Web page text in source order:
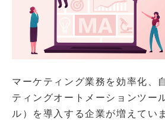
マーケティング業務を効率化、
ティングオートメーションツー
ル）を導入する企業が増えてい